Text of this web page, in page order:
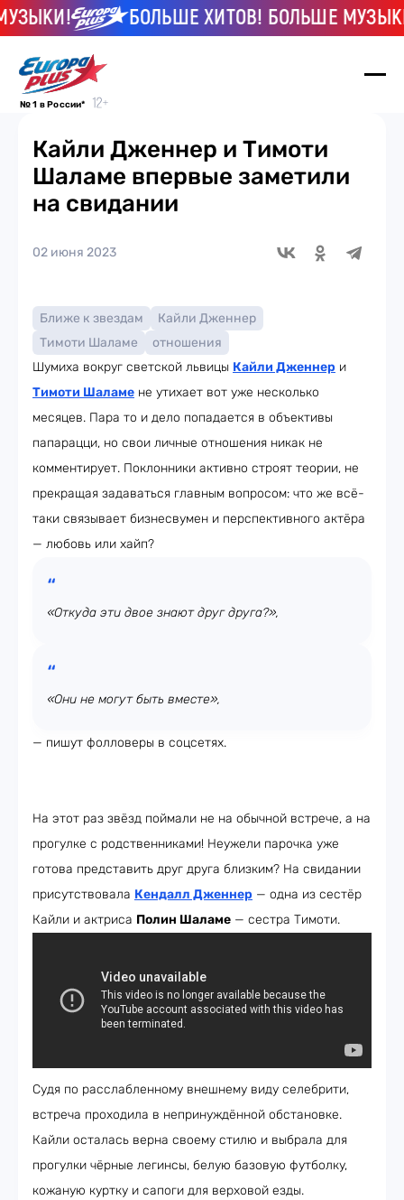
БОЛЬШЕ ХИТОВ! БОЛЬШЕ МУЗЫКИ!
№ 1 в России*
Кайли Дженнер и Тимоти
Шаламе впервые заметили
на свидании
02 июня 2023
Ближе к звездам
Кайли Дженнер
Тимоти Шаламе
отношения
Шумиха вокруг светской львицы Кайли Дженнер и
Тимоти Шаламе не утихает вот уже несколько
месяцев. Пара то и дело попадается в объективы
папарацци, но свои личные отношения никак не
комментирует. Поклонники активно строят теории, не
прекращая задаваться главным вопросом: что же всё-
таки связывает бизнесвумен и перспективного актёра
— любовь или хайп?
«Откуда эти двое знают друг друга?»,
«Они не могут быть вместе»,
— пишут фолловеры в соцсетях.
На этот раз звёзд поймали не на обычной встрече, а на
прогулке с родственниками! Неужели парочка уже
готова представить друг друга близким? На свидании
присутствовала Кендалл Дженнер — одна из сестёр
Кайли и актриса Полин Шаламе — сестра Тимоти.
Судя по расслабленному внешнему виду селебрити,
встреча проходила в непринуждённой обстановке.
Кайли осталась верна своему стилю и выбрала для
прогулки чёрные легинсы, белую базовую футболку,
кожаную куртку и сапоги для верховой езды.